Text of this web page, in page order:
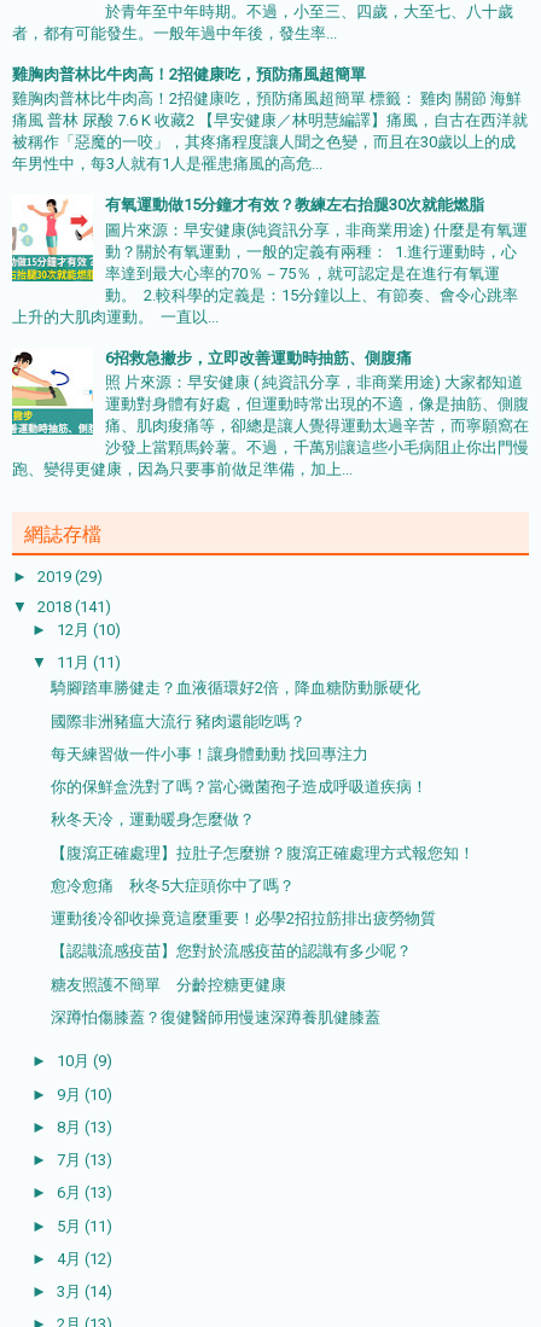
於青年至中年時期。不過，小至三、四歲，大至七、八十歲
者，都有可能發生。一般年過中年後，發生率...
雞胸肉普林比牛肉高！2招健康吃，預防痛風超簡單
雞胸肉普林比牛肉高！2招健康吃，預防痛風超簡單 標籤： 雞肉 關節 海鮮
痛風 普林 尿酸 7.6 K 收藏2 【早安健康／林明慧編譯】痛風，自古在西洋就
被稱作「惡魔的一咬」，其疼痛程度讓人聞之色變，而且在30歲以上的成
年男性中，每3人就有1人是罹患痛風的高危...
有氧運動做15分鐘才有效？教練左右抬腿30次就能燃脂
圖片來源：早安健康(純資訊分享，非商業用途) 什麼是有氧運
動？關於有氧運動，一般的定義有兩種： 1.進行運動時，心
率達到最大心率的70％－75％，就可認定是在進行有氧運
動。 2.較科學的定義是：15分鐘以上、有節奏、會令心跳率
上升的大肌肉運動。 一直以...
6招救急撇步，立即改善運動時抽筋、側腹痛
照 片來源：早安健康 ( 純資訊分享，非商業用途) 大家都知道
運動對身體有好處，但運動時常出現的不適，像是抽筋、側腹
痛、肌肉痠痛等，卻總是讓人覺得運動太過辛苦，而寧願窩在
沙發上當顆馬鈴薯。不過，千萬別讓這些小毛病阻止你出門慢
跑、變得更健康，因為只要事前做足準備，加上...
網誌存檔
► 2019 (29)
▼ 2018 (141)
► 12月 (10)
▼ 11月 (11)
騎腳踏車勝健走？血液循環好2倍，降血糖防動脈硬化
國際非洲豬瘟大流行 豬肉還能吃嗎？
每天練習做一件小事！讓身體動動 找回專注力
你的保鮮盒洗對了嗎？當心黴菌孢子造成呼吸道疾病！
秋冬天冷，運動暖身怎麼做？
【腹瀉正確處理】拉肚子怎麼辦？腹瀉正確處理方式報您知！
愈冷愈痛 秋冬5大症頭你中了嗎？
運動後冷卻收操竟這麼重要！必學2招拉筋排出疲勞物質
【認識流感疫苗】您對於流感疫苗的認識有多少呢？
糖友照護不簡單 分齡控糖更健康
深蹲怕傷膝蓋？復健醫師用慢速深蹲養肌健膝蓋
► 10月 (9)
► 9月 (10)
► 8月 (13)
► 7月 (13)
► 6月 (13)
► 5月 (11)
► 4月 (12)
► 3月 (14)